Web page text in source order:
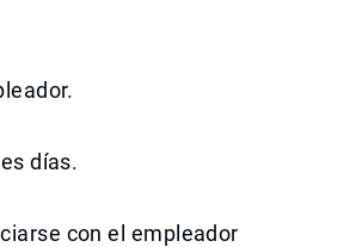
días.
con el empleador